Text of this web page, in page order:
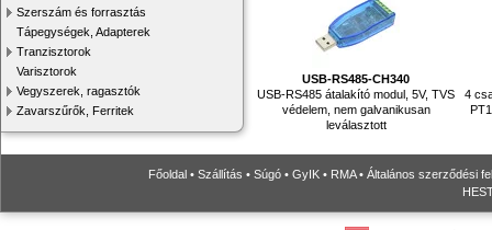
Szerszám és forrasztás
Tápegységek, Adapterek
Tranzisztorok
Varisztorok
Vegyszerek, ragasztók
Zavarszűrők, Ferritek
USB-RS485-CH340
USB-RS485 átalakító modul, 5V, TVS
védelem, nem galvanikusan
leválasztott
4
Főoldal • Szállítás • Súgó • GyIK • RMA• Általános szerződési